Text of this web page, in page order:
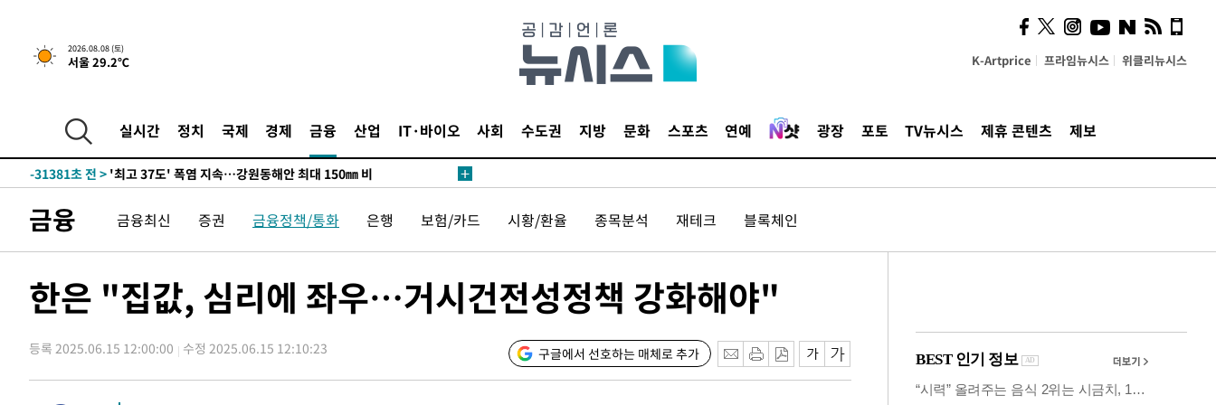
2026.08.08 (토)
서울 29.2℃ K-Artprice 프라임뉴시스 위클리뉴시스
실시간 정치 국제 경제 금융 산업 IT·바이오 사회 수도권 지방 문화 스포츠 연예 광장 포토 TV뉴시스 제휴 콘텐츠 제보
-24527초 전 >
[속보]뉴욕증시 상승 마감…S&P 0.6% 나스닥 1.3%↑
-31381초 전 >'최고 37도' 폭염 지속…강원동해안 최대 150㎜ 비
-24507초 전 >[속보]뉴욕증시 상승 마감…S&P 0.6% 나스닥 1.3%↑
-31401초 전 >
-24527초 전 >
[속보]뉴욕증시 상승 마감…S&P 0.6% 나스닥 1.3%↑
금융 금융최신 증권 금융정책/통화 은행 보험/카드 시황/환율 종목분석 재테크 블록체인
한은 "집값, 심리에 좌우…거시건전성정책 강화해야"
등록 2025.06.15 12:00:00 수정 2025.06.15 12:10:23 구글에서 선호하는 매체로 추가
시, 스마트폰 액세서리에
NFC 더했다